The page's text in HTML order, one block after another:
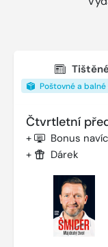
Poštovné a balné
Čtvrtletní
+ Bonus
+ Dárek